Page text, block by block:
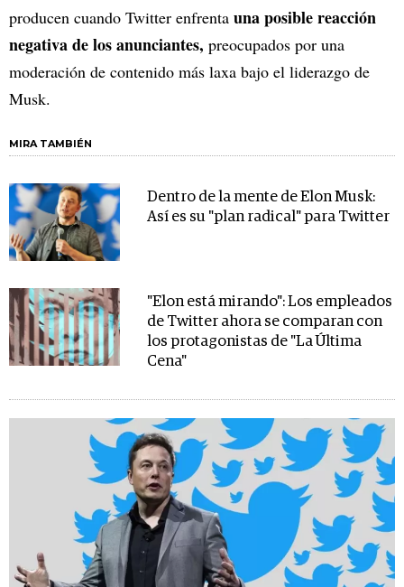
producen cuando Twitter enfrenta una posible reacción
negativa de los anunciantes, preocupados por una
moderación de contenido más laxa bajo el liderazgo de
Musk.
MIRA TAMBIÉN
Dentro de la mente de Elon Musk:
Así es su "plan radical" para Twitter
"Elon está mirando": Los empleados
de Twitter ahora se comparan con
los protagonistas de "La Última
Cena"